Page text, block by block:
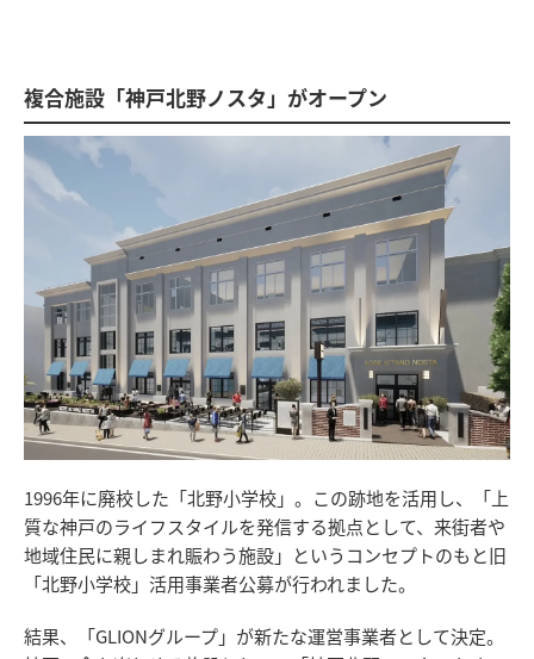
複合施設「神戸北野ノスタ」がオープン
1996年に廃校した「北野小学校」。この跡地を活用し、「上
質な神戸のライフスタイルを発信する拠点として、来街者や
地域住民に親しまれ賑わう施設」というコンセプトのもと旧
「北野小学校」活用事業者公募が行われました。
結果、「GLIONグループ」が新たな運営事業者として決定。